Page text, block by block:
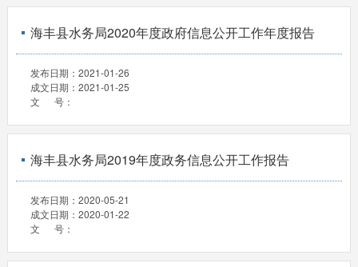
海丰县水务局2020年度政府信息公开工作年度报告
发布日期： 2021-01-26
成文日期： 2021-01-25
文 号：
海丰县水务局2019年度政务信息公开工作报告
发布日期： 2020-05-21
成文日期： 2020-01-22
文 号：